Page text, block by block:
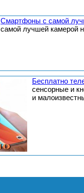
Смартфоны с самой
самой лучшей камерой
Бесплатно
сенсорные и
и